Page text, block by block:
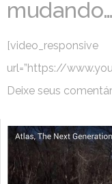
mudando…
[video_responsive
url=”https://
Deixe seus